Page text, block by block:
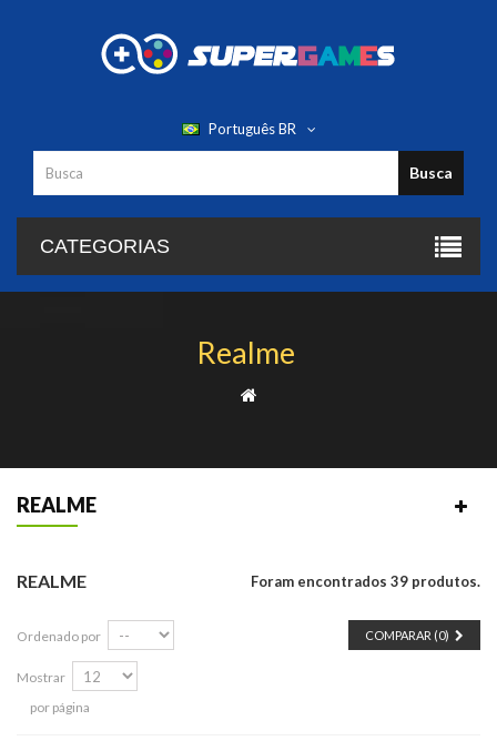
Português BR
Busca
CATEGORIAS
Realme
REALME
REALME Foram encontrados 39 produtos.
COMPARAR (0)
Ordenado por
Mostrar
por página